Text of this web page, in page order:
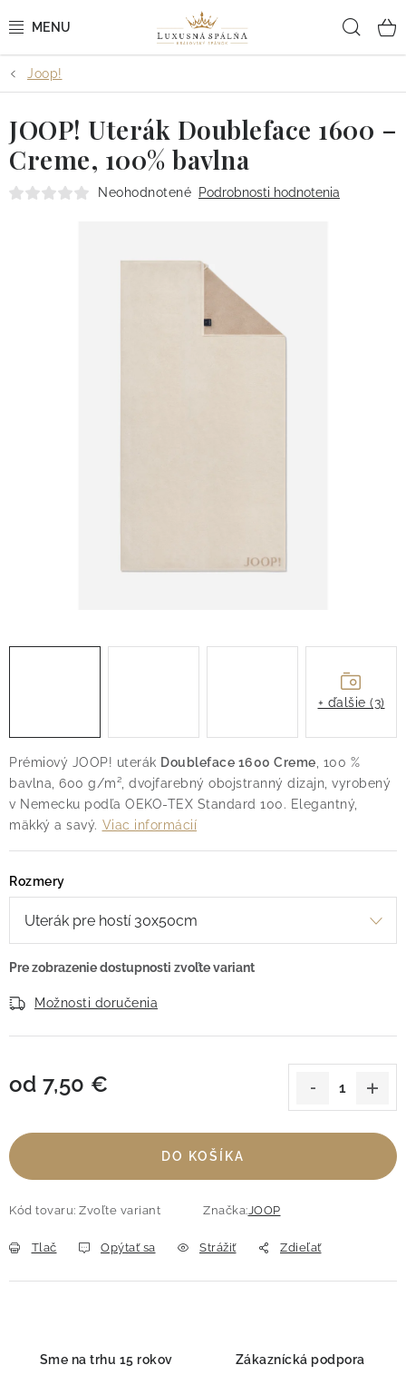
na
POSTEĽNÉ OBLIEČKY
POSTEĽNÉ PLACHTY
PREHOZY A PAPLÓNY
Joop!
Prémiový JOOP! uterák Doubleface 1600 Creme , 100 %
bavlna, 600 g/m², dvojfarebný obojstranný dizajn, vyrobený
v Nemecku podľa OEKO-TEX Standard 100. Elegantný,
mäkký a savý. Viac informácií
Rozmery
Možnosti doručenia
od 7,50 €
DO KOŠÍKA
Kód tovaru: Zvoľte variant Značka:JOOP
Tlač Opýtať sa Strážiť Zdieľať
JOOP! Uterák Doubleface 1600 –
Creme, 100% bavlna
Neohodnotené Podrobnosti hodnotenia
+ ďalšie (3)
Sme na trhu 15 rokov Zákaznícká podpora